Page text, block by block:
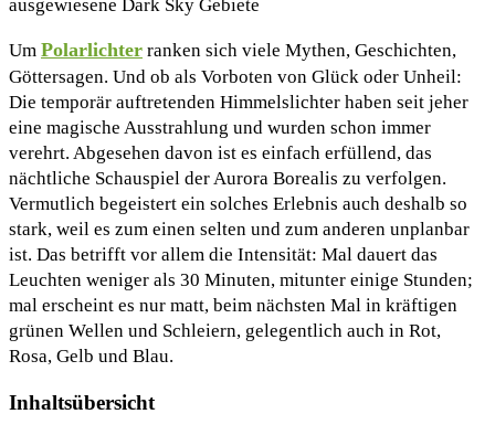
ausgewiesene Dark Sky Gebiete
Um Polarlichter ranken sich viele Mythen, Geschichten,
Göttersagen. Und ob als Vorboten von Glück oder Unheil:
Die temporär auftretenden Himmelslichter haben seit jeher
eine magische Ausstrahlung und wurden schon immer
verehrt. Abgesehen davon ist es einfach erfüllend, das
nächtliche Schauspiel der Aurora Borealis zu verfolgen.
Vermutlich begeistert ein solches Erlebnis auch deshalb so
stark, weil es zum einen selten und zum anderen unplanbar
ist. Das betrifft vor allem die Intensität: Mal dauert das
Leuchten weniger als 30 Minuten, mitunter einige Stunden;
mal erscheint es nur matt, beim nächsten Mal in kräftigen
grünen Wellen und Schleiern, gelegentlich auch in Rot,
Rosa, Gelb und Blau.
Inhaltsübersicht